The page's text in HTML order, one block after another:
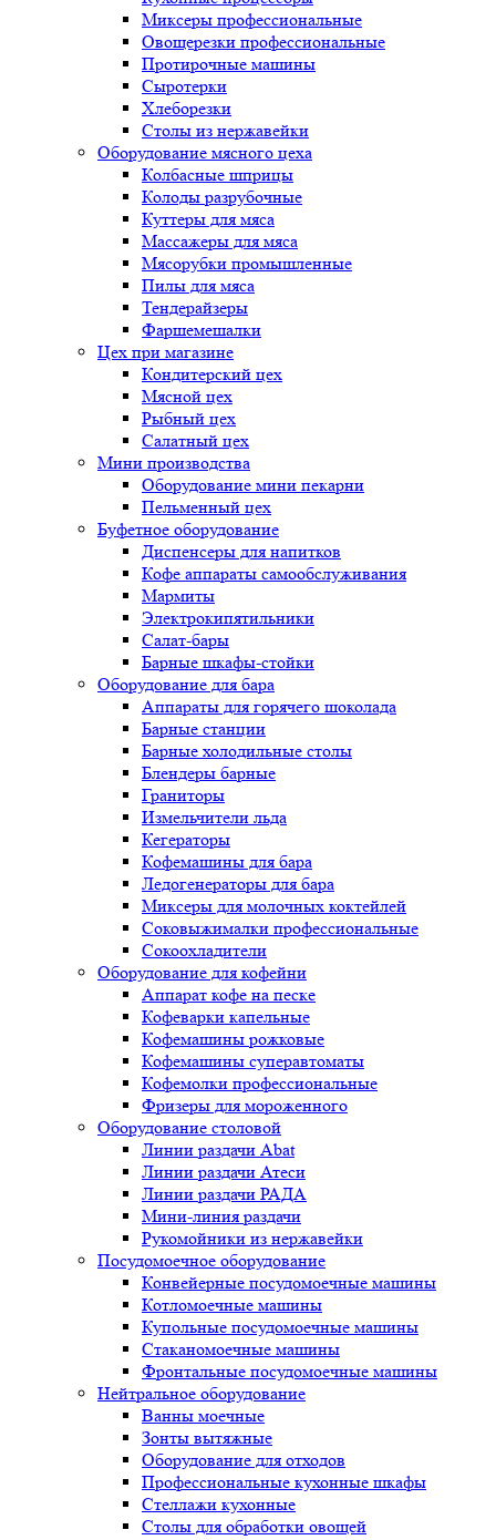
Миксеры профессиональные
Овощерезки профессиональные
Протирочные машины
Сыротерки
Хлеборезки
Столы из нержавейки
Оборудование мясного цеха
Колбасные шприцы
Колоды разрубочные
Куттеры для мяса
Массажеры для мяса
Мясорубки промышленные
Пилы для мяса
Тендерайзеры
Фаршемешалки
Цех при магазине
Кондитерский цех
Мясной цех
Рыбный цех
Салатный цех
Мини производства
Оборудование мини пекарни
Пельменный цех
Буфетное оборудование
Диспенсеры для напитков
Кофе аппараты самообслуживания
Мармиты
Электрокипятильники
Cалат-бары
Барные шкафы-стойки
Оборудование для бара
Аппараты для горячего шоколада
Барные станции
Барные холодильные столы
Блендеры барные
Граниторы
Измельчители льда
Кегераторы
Кофемашины для бара
Ледогенераторы для бара
Миксеры для молочных коктейлей
Соковыжималки профессиональные
Сокоохладители
Оборудование для кофейни
Аппарат кофе на песке
Кофеварки капельные
Кофемашины рожковые
Кофемашины суперавтоматы
Кофемолки профессиональные
Фризеры для мороженного
Оборудование столовой
Линии раздачи Abat
Линии раздачи Атеси
Линии раздачи РАДА
Мини-линия раздачи
Рукомойники из нержавейки
Посудомоечное оборудование
Конвейерные посудомоечные машины
Котломоечные машины
Купольные посудомоечные машины
Стаканомоечные машины
Фронтальные посудомоечные машины
Нейтральное оборудование
Ванны моечные
Зонты вытяжные
Оборудование для отходов
Профессиональные кухонные шкафы
Стеллажи кухонные
Столы для обработки овощей